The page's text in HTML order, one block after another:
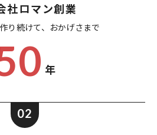
社ロマン創業
り続けて、 おかげさまで
年
02